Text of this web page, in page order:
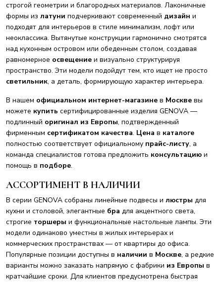
строгой геометрии и благородных материалов. Лаконичные
формы из латуни подчеркивают современный дизайн и
подходят для интерьеров в стиле минимализм, лофт или
неоклассика. Вытянутые конструкции гармонично смотрятся
над кухонным островом или обеденным столом, создавая
равномерное освещение и визуально структурируя
пространство. Эти модели подойдут тем, кто ищет не просто
светильник, а деталь, формирующую характер интерьера.
В нашем официальном интернет-магазине в Москве вы
можете купить сертифицированные изделия GENOVA —
подлинный оригинал из Европы, подтвержденный
фирменным сертификатом качества. Цена в каталоге
полностью соответствует официальному прайс-листу, а
команда специалистов готова предложить консультацию и
помощь в подборе.
АССОРТИМЕНТ В НАЛИЧИИ
В серии GENOVA собраны линейные подвесы и люстры для
кухни и столовой, элегантные бра для акцентного света,
строгие торшеры и функциональные настольные лампы. Эти
модели одинаково уместны в жилых интерьерах и
коммерческих пространствах — от квартиры до офиса.
Популярные позиции доступны в наличии в Москве, а редкие
варианты можно заказать напрямую с фабрики из Европы в
кратчайшие сроки. Для клиентов предусмотрена быстрая